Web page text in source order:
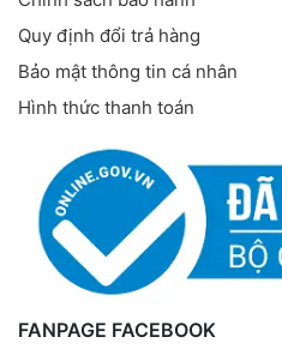
Quy định đổi trả hàng
Bảo mật thông tin cá nhân
Hình thức thanh toán
FANPAGE FACEBOOK